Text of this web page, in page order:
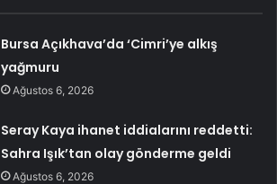
Bursa Açıkhava’da ‘Cimri’ye alkış
yağmuru
Ağustos 6, 2026
Seray Kaya ihanet iddialarını reddetti:
Sahra Işık’tan olay gönderme geldi
Ağustos 6, 2026